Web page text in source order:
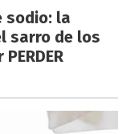
sodio: la
sarro de los